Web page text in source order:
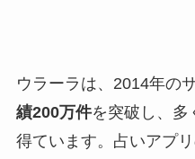
ウラーラは、2014年の
績200万件を突破し、多
得ています。占いアプ